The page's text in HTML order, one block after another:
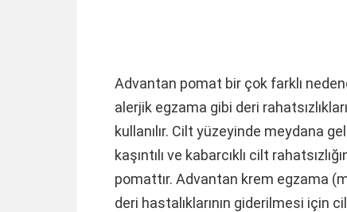
Advantan pomat bir çok farklı
alerjik egzama gibi deri
kullanılır. Cilt yüzeyinde meydana
kaşıntılı ve kabarcıklı cilt
pomattır. Advantan krem egzama
deri hastalıklarının giderilmesi için